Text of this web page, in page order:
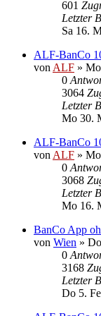
601
Letzter
Sa 16.
ALF-BanCo
von ALF »
0
3064
Letzter
Mo 30.
ALF-BanCo
von ALF »
0
3068
Letzter
Mo 16.
BanCo App
von Wien »
0
3168
Letzter
Do 5.